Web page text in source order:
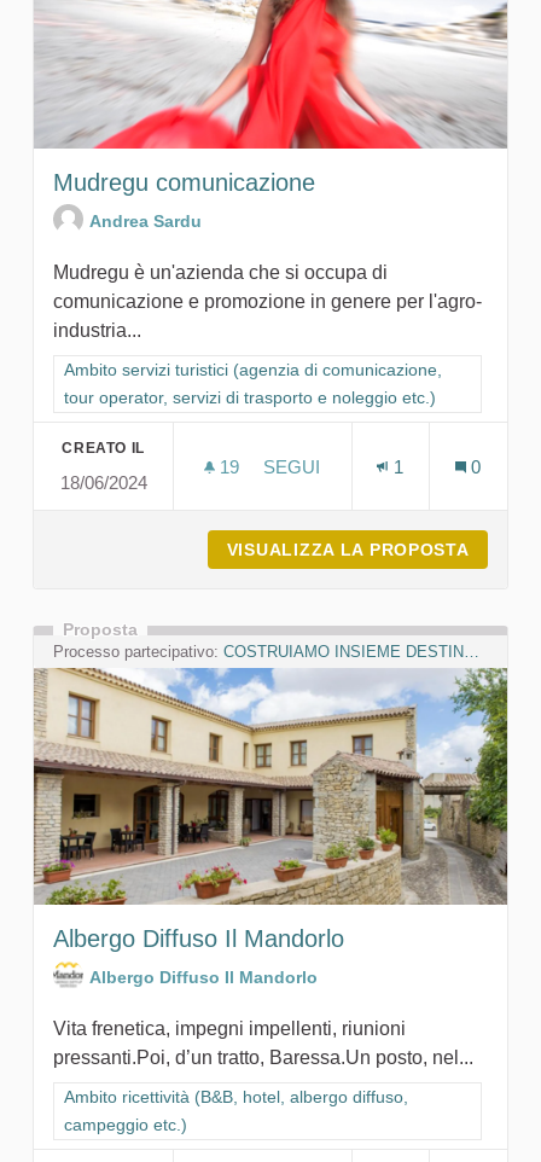
Mudregu comunicazione
Andrea Sardu
Mudregu è un'azienda che si occupa di
comunicazione e promozione in genere per l'agro-
industria...
Filtra i risultati per categoria: Ambito servizi turistici (agenzia
Ambito servizi turistici (agenzia di comunicazione,
tour operator, servizi di trasporto e noleggio etc.)
CREATO IL
18/06/2024
19 19 SOSTENITORI
SEGUI
1 0
VISUALIZZA LA PROPOSTA
Proposta
Processo partecipativo: COSTRUIAMO INSIEME DESTINAZIONE MARMILLA
Albergo Diffuso Il Mandorlo
Albergo Diffuso Il Mandorlo
Vita frenetica, impegni impellenti, riunioni
pressanti.Poi, d’un tratto, Baressa.Un posto, nel...
Filtra i risultati per categoria: Ambito ricettività (B&B, hotel,
Ambito ricettività (B&B, hotel, albergo diffuso,
campeggio etc.)